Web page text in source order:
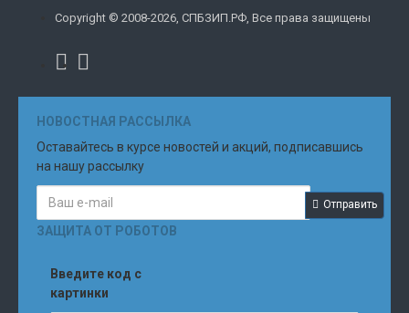
Copyright © 2008-2026, СПБЗИП.РФ, Все права защищены
НОВОСТНАЯ РАССЫЛКА
Оставайтесь в курсе новостей и акций, подписавшись
на нашу рассылку
Отправить
ЗАЩИТА ОТ РОБОТОВ
Введите код с
картинки